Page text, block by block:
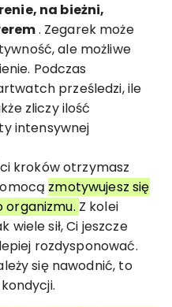
na bieżni,
. Zegarek może
ale możliwe
Podczas
prześledzi, ile
zliczy ilość
intensywnej
kroków otrzymasz
zmotywujesz się
organizmu. Z kolei
wiele sił, Ci jeszcze
rozdysponować.
się nawodnić, to